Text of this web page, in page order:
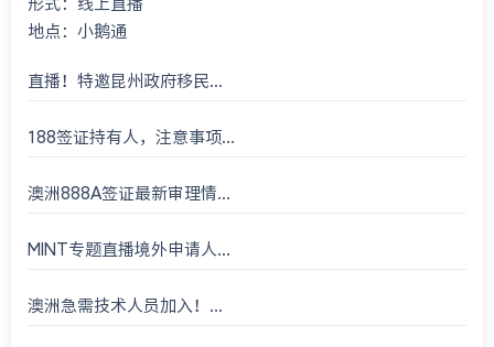
形式：线上直播
地点：小鹅通
直播！特邀昆州政府移民...
188签证持有人，注意事项...
澳洲888A签证最新审理情...
MINT专题直播境外申请人...
澳洲急需技术人员加入！...